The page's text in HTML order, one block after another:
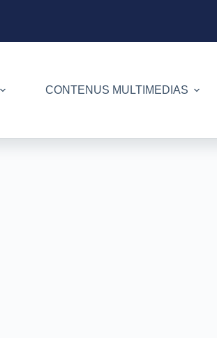
CONTENUS MULTIMEDIAS